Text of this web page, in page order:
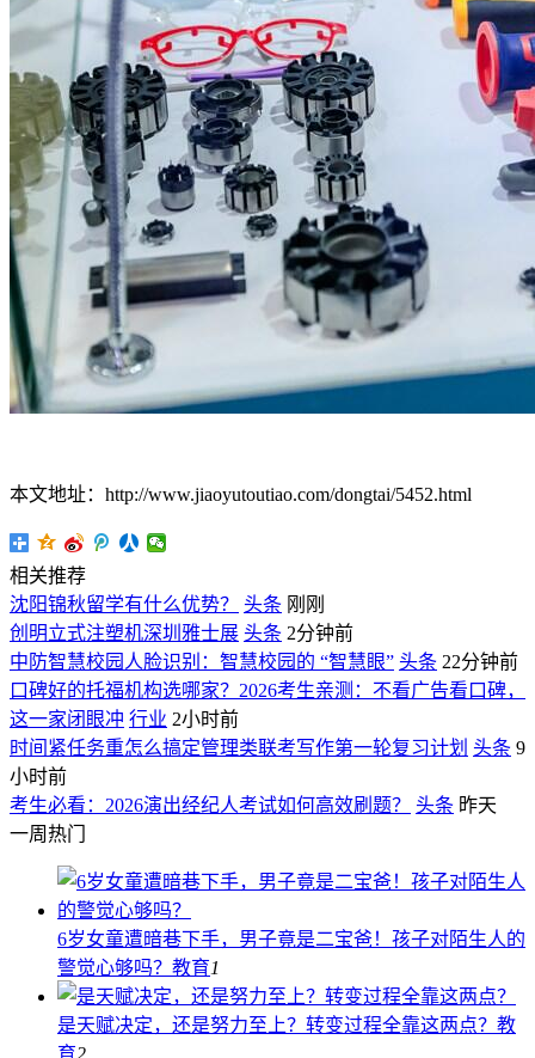
本文地址：http://www.jiaoyutoutiao.com/dongtai/5452.html
相关推荐
沈阳锦秋留学有什么优势？
头条 刚刚
创明立式注塑机深圳雅士展 头条 2分钟前
中防智慧校园人脸识别：智慧校园的 “智慧眼” 头条 22分钟前
口碑好的托福机构选哪家？2026考生亲测：不看广告看口碑，
这一家闭眼冲 行业 2小时前
时间紧任务重怎么搞定管理类联考写作第一轮复习计划 头条 9
小时前
考生必看：2026演出经纪人考试如何高效刷题？
头条 昨天
一周热门
6岁女童遭暗巷下手，男子竟是二宝爸！孩子对陌生人的
警觉心够吗？ 教育1
是天赋决定，还是努力至上？转变过程全靠这两点？ 教